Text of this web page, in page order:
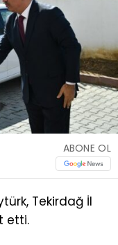
ABONE OL
Tekirdağ İl
etti.